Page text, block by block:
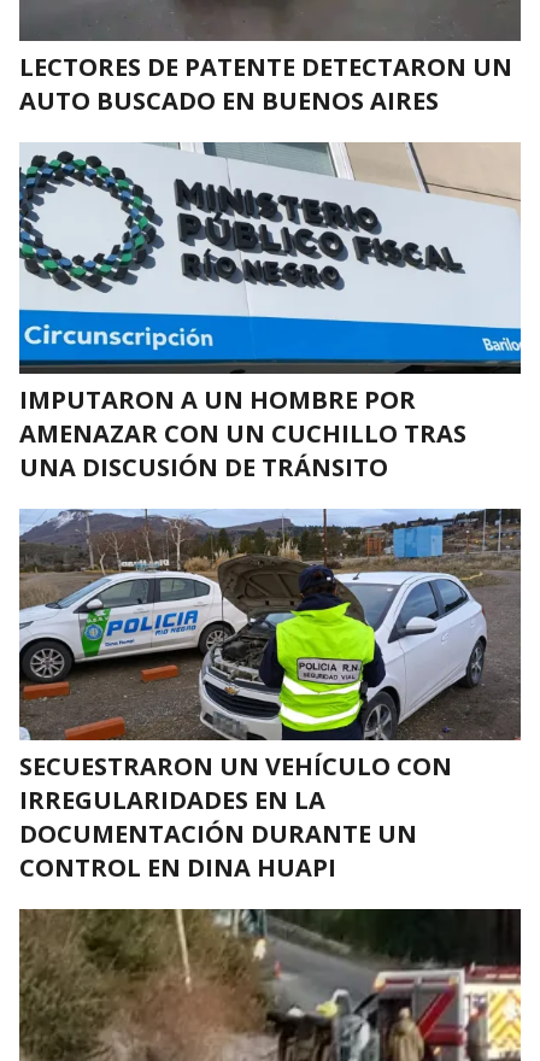
LECTORES DE PATENTE DETECTARON UN
AUTO BUSCADO EN BUENOS AIRES
IMPUTARON A UN HOMBRE POR
AMENAZAR CON UN CUCHILLO TRAS
UNA DISCUSIÓN DE TRÁNSITO
SECUESTRARON UN VEHÍCULO CON
IRREGULARIDADES EN LA
DOCUMENTACIÓN DURANTE UN
CONTROL EN DINA HUAPI